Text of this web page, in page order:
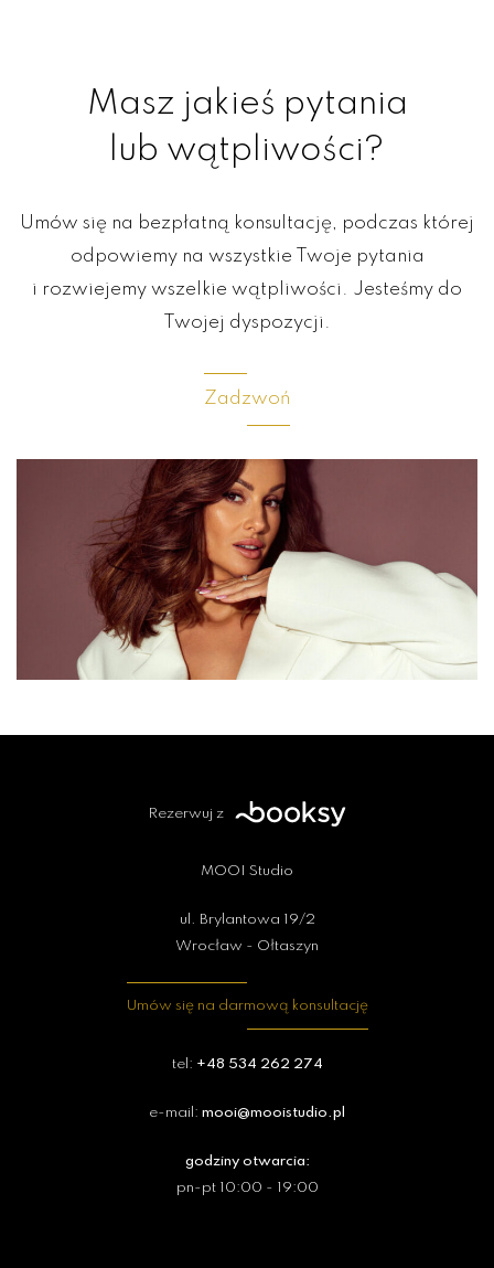
Masz jakieś pytania
lub wątpliwości?
Umów się na bezpłatną konsultację, podczas której
odpowiemy na wszystkie Twoje pytania
i rozwiejemy wszelkie wątpliwości. Jesteśmy do
Twojej dyspozycji.
Zadzwoń
Rezerwuj z
MOOI Studio
ul. Brylantowa 19/2
Wrocław - Ołtaszyn
Umów się na darmową konsultację
tel: +48 534 262 274
e-mail: mooi@mooistudio.pl
godziny otwarcia:
pn-pt 10:00 - 19:00